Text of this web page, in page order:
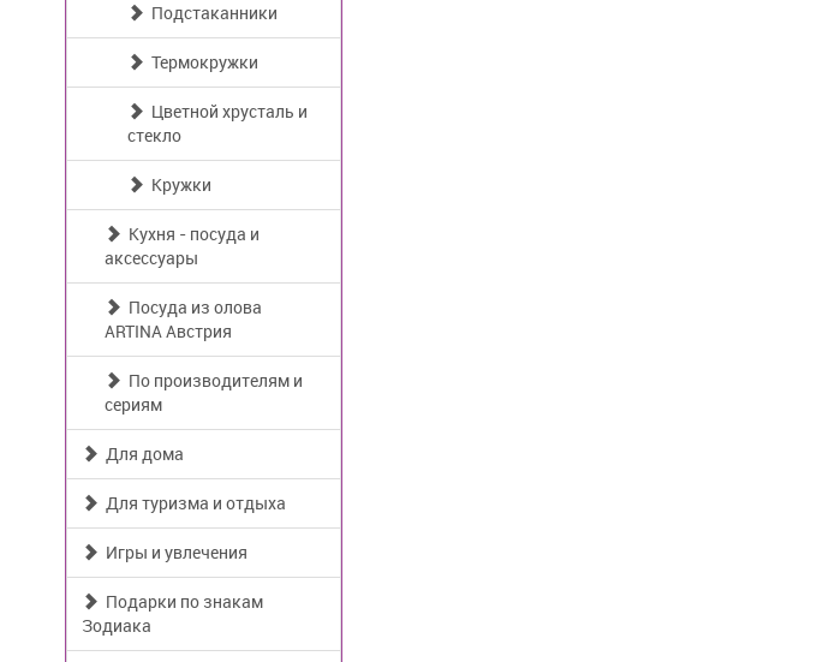
Подстаканники
Термокружки
Цветной хрусталь и
стекло
Кружки
Кухня - посуда и
аксессуары
Посуда из олова
ARTINA Австрия
По производителям и
сериям
Для дома
Для туризма и отдыха
Игры и увлечения
Подарки по знакам
Зодиака